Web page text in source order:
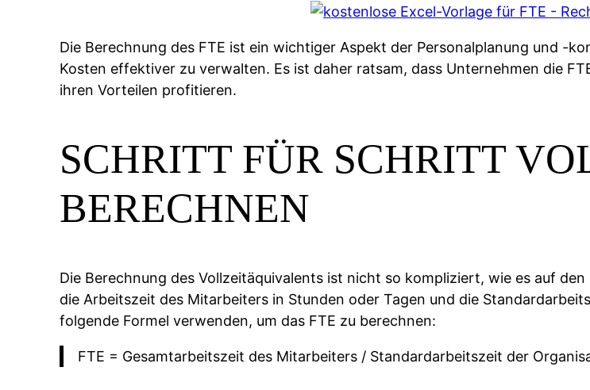
Die Berechnung des FTE ist ein wichtiger Aspekt der Personalplanung und -
Kosten effektiver zu verwalten. Es ist daher ratsam, dass Unternehmen die
ihren Vorteilen profitieren.
SCHRITT FÜR SCHRITT
BERECHNEN
Die Berechnung des Vollzeitäquivalents ist nicht so kompliziert, wie es auf
die Arbeitszeit des Mitarbeiters in Stunden oder Tagen und die
folgende Formel verwenden, um das FTE zu berechnen:
FTE = Gesamtarbeitszeit des Mitarbeiters / Standardarbeitszeit der